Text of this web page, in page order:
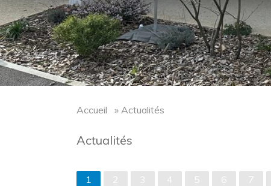
Accueil » Actualités
Actualités
1 2 3 4 5 6 7